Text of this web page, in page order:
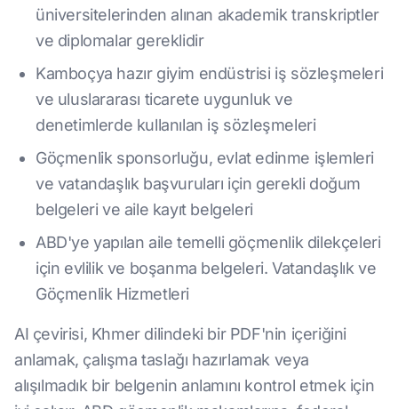
üniversitelerinden alınan akademik transkriptler
ve diplomalar gereklidir
Kamboçya hazır giyim endüstrisi iş sözleşmeleri
ve uluslararası ticarete uygunluk ve
denetimlerde kullanılan iş sözleşmeleri
Göçmenlik sponsorluğu, evlat edinme işlemleri
ve vatandaşlık başvuruları için gerekli doğum
belgeleri ve aile kayıt belgeleri
ABD'ye yapılan aile temelli göçmenlik dilekçeleri
için evlilik ve boşanma belgeleri. Vatandaşlık ve
Göçmenlik Hizmetleri
AI çevirisi, Khmer dilindeki bir PDF'nin içeriğini
anlamak, çalışma taslağı hazırlamak veya
alışılmadık bir belgenin anlamını kontrol etmek için